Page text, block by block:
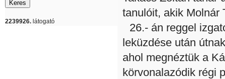
2239926. látogató
tanulóit, akik Molnár
26.- án reggel
leküzdése után
ahol megnéztük a
körvonalazódik régi